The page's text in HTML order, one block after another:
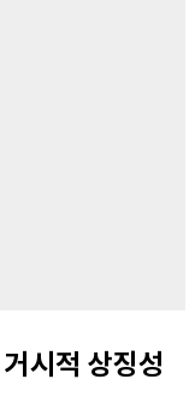
시적 상징성